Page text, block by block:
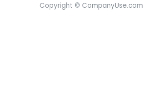
Copyright © CompanyUse.com